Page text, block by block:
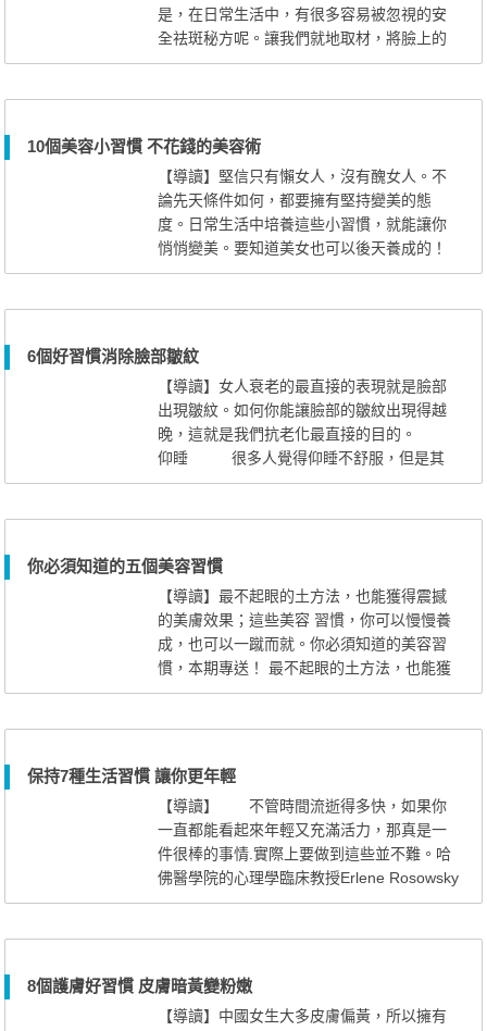
是，在日常生活中，有很多容易被忽視的安
全祛斑秘方呢。讓我們就地取材，將臉上的
斑點打擊的全面消失吧！ [導讀]白皙的
很多容易被忽視的安全祛斑 秘方呢。讓我
們就地取材，將臉上的斑點打擊的全...
10個美容小習慣 不花錢的美容術
【導讀】堅信只有懶女人，沒有醜女人。不
論先天條件如何，都要擁有堅持變美的態
度。日常生活中培養這些小習慣，就能讓你
悄悄變美。要知道美女也可以後天養成的！
1.保鮮膜護膚 秋冬肌膚乾燥缺水，
層潤膚露或者橄欖油，再用保鮮膜包裹住。
第二天醒來撕開，會有大大的驚喜。 2.
搶救熬夜肌 如果...
6個好習慣消除臉部皺紋
【導讀】女人衰老的最直接的表現就是臉部
出現皺紋。如何你能讓臉部的皺紋出現得越
晚，這就是我們抗老化最直接的目的。
仰睡 很多人覺得仰睡不舒服，但是其
實仰睡可以減少臉部的皺紋。所謂仰睡，就
鬆，而且可以減少臉部的皺紋。所以，對於
女性來說，適當的仰睡可以預防臉部皺紋出
現，抵抗衰老。 另外，根...
你必須知道的五個美容習慣
【導讀】最不起眼的土方法，也能獲得震撼
的美膚效果；這些美容 習慣，你可以慢慢養
成，也可以一蹴而就。你必須知道的美容習
慣，本期專送！ 最不起眼的土方法，也能獲
得震撼的美膚效果；這些美容 習慣，你可
醋水去油光 油性肌膚的人每天早上起
來，臉上都會泛著油光，用潔面皂洗臉可以
去掉多餘油分，但很可能破壞角質...
保持7種生活習慣 讓你更年輕
【導讀】 不管時間流逝得多快，如果你
一直都能看起來年輕又充滿活力，那真是一
件很棒的事情.實際上要做到這些並不難。哈
佛醫學院的心理學臨床教授Erlene Rosowsky
認為，只要你每天記得給自己一 不管時
要做到這些並不難。哈佛醫學院的心理學臨
床教授Erlene Rosowsky認為，只要你每天記
得給自己一些小小的關照，就會令...
8個護膚好習慣 皮膚暗黃變粉嫩
【導讀】中國女生大多皮膚偏黃，所以擁有